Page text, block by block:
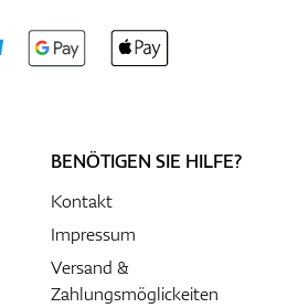
BENÖTIGEN SIE HILFE?
Kontakt
Impressum
Versand &
Zahlungsmöglickeiten